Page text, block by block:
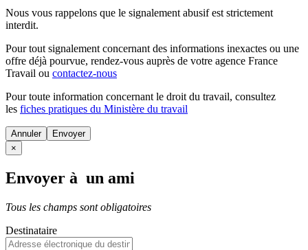
Nous vous rappelons que le signalement abusif est strictement
interdit.
Pour tout signalement concernant des informations inexactes ou une
offre déjà pourvue, rendez-vous auprès de votre agence France
Travail ou contactez-nous
Pour toute information concernant le droit du travail, consultez
les fiches pratiques du Ministère du travail
Annuler
×
Envoyer à un ami
Tous les champs sont obligatoires
Destinataire